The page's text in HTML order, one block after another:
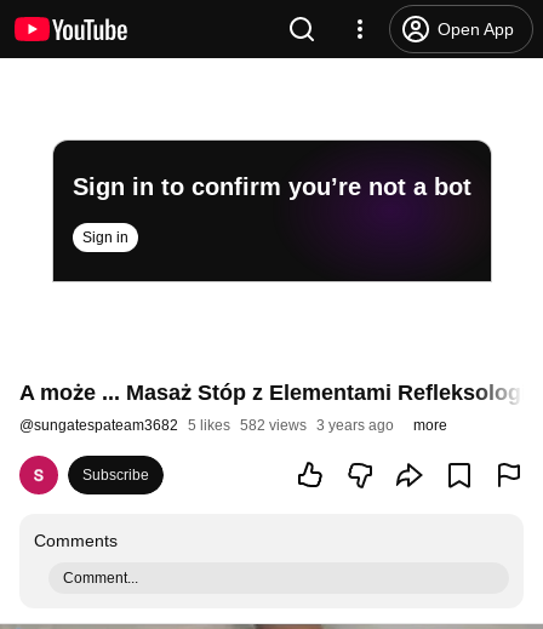
Open App
Sign in to confirm you’re not a bot
Sign in
A może ... Masaż Stóp z Elementami Refleksologii
@sungatespateam3682 5 likes 582 views 3 years ago more
Subscribe
Comments
Comment...